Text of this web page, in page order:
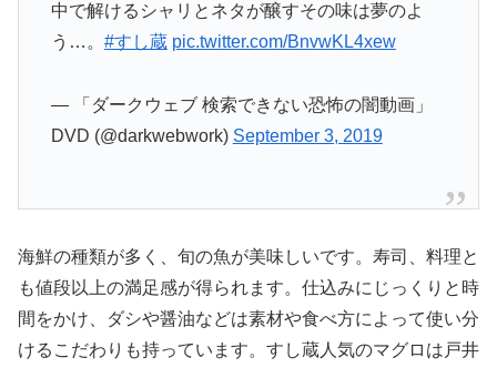
中で解けるシャリとネタが醸すその味は夢のよ
う…。 #すし蔵 pic.twitter.com/BnvwKL4xew
— 「ダークウェブ 検索できない恐怖の闇動画」
DVD (@darkwebwork) September 3, 2019
海鮮の種類が多く、旬の魚が美味しいです。寿司、料理と
も値段以上の満足感が得られます。仕込みにじっくりと時
間をかけ、ダシや醤油などは素材や食べ方によって使い分
けるこだわりも持っています。すし蔵人気のマグロは戸井